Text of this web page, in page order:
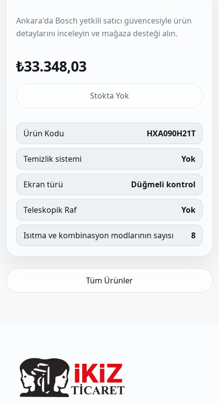
Ankara'da Bosch yetkili satıcı güvencesiyle ürün
detaylarını inceleyin ve mağaza desteği alın.
₺33.348,03
Stokta Yok
Ürün Kodu HXA090H21T
Temizlik sistemi Yok
Ekran türü Düğmeli kontrol
Teleskopik Raf Yok
Isıtma ve kombinasyon modlarının sayısı 8
Tüm Ürünler